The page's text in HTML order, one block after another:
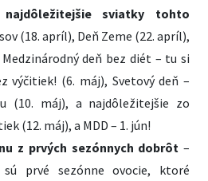
najdôležitejšie sviatky tohto
(18. apríl), Deň Zeme (22. apríl),
deň bez diét – tu si
výčitiek! (6. máj), Svetový deň –
(10. máj), a najdôležitejšie zo
(12. máj), a MDD – 1. jún!
z prvých sezónnych dobrôt –
prvé sezónne ovocie, ktoré